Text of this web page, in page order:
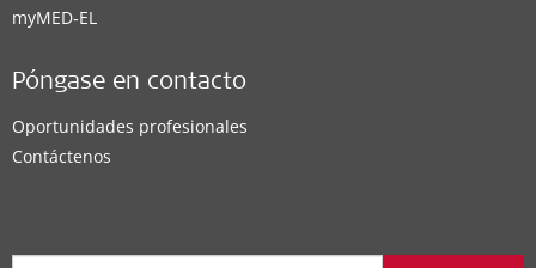
myMED‑EL
Póngase en contacto
Oportunidades profesionales
Contáctenos